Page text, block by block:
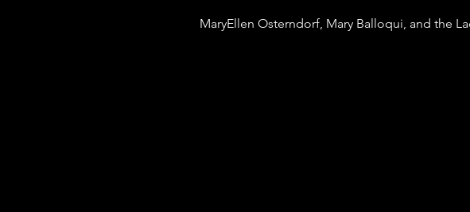
MaryEllen Osterndorf, Mary Balloqui, and the